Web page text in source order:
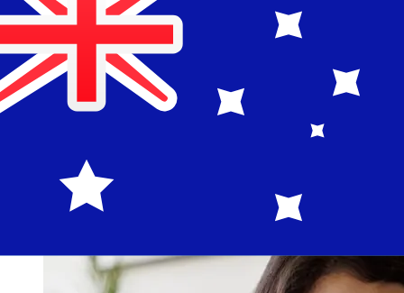
Die Lieferzeiten für internationale Überweisungen mit
Banco BPI von Euro-Mitgliedsländer bis Australien
variieren je nach Zahlungsmethode und
Transaktionszeit. In der Regel dauern internationale
Banküberweisungen 1 bis 5 Werktage. Faktoren wie
Feiertage und Sicherheitskontrollen können ebenfalls
die Zustellung beeinflussen. Überprüfen Sie Banco BPI